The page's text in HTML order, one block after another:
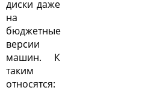
диски даже
на
бюджетные
версии
машин. К
таким
относятся: